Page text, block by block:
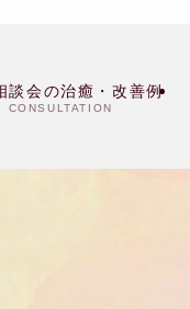
談会の治癒・改善例
CONSULTATION